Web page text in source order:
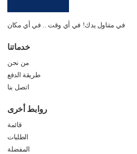
في متناول يدك! في أي وقت .. في أي مكان
خدماتنا
من نحن
طريقة الدفع
اتصل بنا
روابط أخرى
قائمة
الطلبات
المفضلة